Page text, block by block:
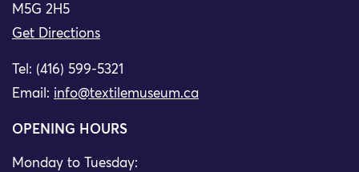
M5G 2H5
Get Directions
Tel: (416) 599-5321
Email: info@textilemuseum.ca
OPENING HOURS
Monday to Tuesday: